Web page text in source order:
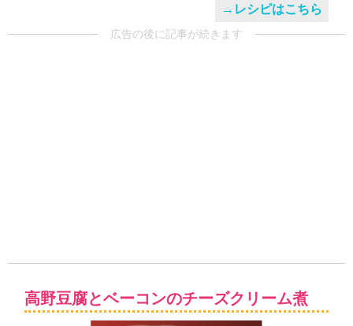
→レシピはこちら
広告の後に記事が続きます
高野豆腐とベーコンのチーズクリーム煮